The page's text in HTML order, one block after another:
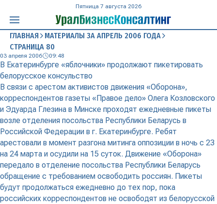
Пятница 7 августа 2026
ГЛАВНАЯ
МАТЕРИАЛЫ ЗА АПРЕЛЬ 2006 ГОДА
СТРАНИЦА 80
03 апреля 2006 09:48
В Екатеринбурге «яблочники» продолжают пикетировать
белорусское консульство
В связи с арестом активистов движения «Оборона»,
корреспондентов газеты «Правое дело» Олега Козловского
и Эдуарда Глезина в Минске проходят ежедневные пикеты
возле отделения посольства Республики Беларусь в
Российской Федерации в г. Екатеринбурге. Ребят
арестовали в момент разгона митинга оппозиции в ночь с 23
на 24 марта и осудили на 15 суток. Движение «Оборона»
передало в отделение посольства Республики Беларусь
обращение с требованием освободить россиян. Пикеты
будут продолжаться ежедневно до тех пор, пока
российских корреспондентов не освободят из белорусской